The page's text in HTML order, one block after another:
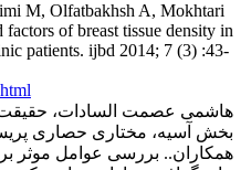
M, Olfatbakhsh A, Mokhtari
factors of breast tissue density in
patients. ijbd 2014; 7 (3) :43-
هاشمی عصمت السادات، حقیقت
بخش آسیه، مختاری حصاری
همکاران.. بررسی عوامل موثر بر